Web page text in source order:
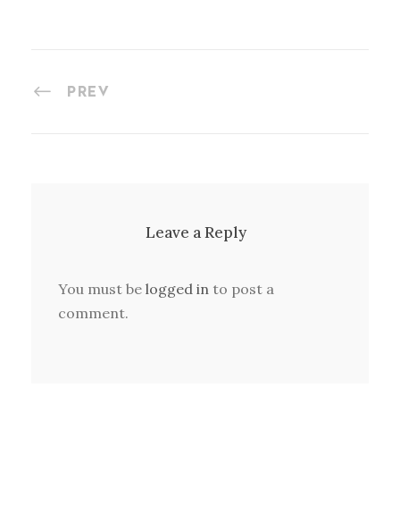
PREV
Leave a Reply
You must be logged in to post a
comment.